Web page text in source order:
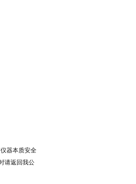
器本质安全
请返回我公